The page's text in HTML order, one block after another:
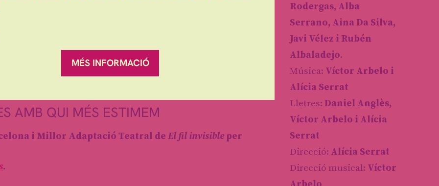
Rodergas, Alba
Serrano, Aina Da Silva,
Javi Vélez i Rubén
Albaladejo.
Música: Víctor Arbelo i
Alícia Serrat
Lletres: Daniel Anglès,
Víctor Arbelo i Alícia
Serrat
Direcció: Alícia Serrat
Direcció musical: Víctor
a la Nura, una nena curiosa i valenta que descobreix
amb aquells que estima, més enllà del temps i la
la Nura viurà una gran aventura per ajudar l’Àlex, un
la força de l’amistat, l’empatia i els llaços que ens
amb cançons que arriben al cor i una història que
memòria.
AMB QUI MÉS ESTIMEM
i Millor Adaptació Teatral de El fil invisible per
.
MÉS INFORMACIÓ